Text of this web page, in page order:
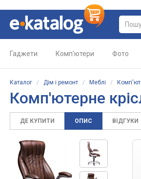
Гаджети Комп'ютери Фото
Каталог / Дім і ремонт / Меблі /
Комп'ютерне
ДЕ КУПИТИ ОПИС ВІДГУКИ